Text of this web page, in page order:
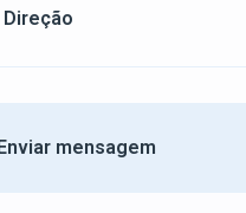
Direção
mensagem